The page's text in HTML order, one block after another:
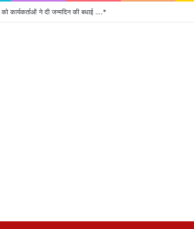
को कार्यकर्ताओं ने दी जन्मदिन की बधाई ….*